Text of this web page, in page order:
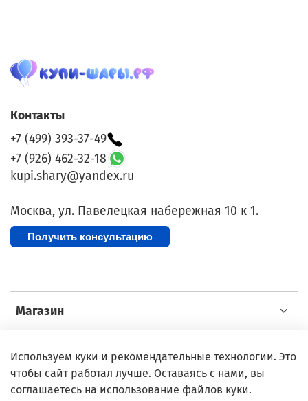
Магазин
Покупателю
Контакты
+7 (499) 393-37-49
+7 (926) 462-32-18
kupi.shary@yandex.ru
Москва, ул. Павелецкая набережная 10 к 1.
Получить консультацию
ИП: Дмитриева Анастасия Сергеевна
Используем куки и рекомендательные технологии. Это
чтобы сайт работал лучше. Оставаясь с нами, вы
соглашаетесь на использование файлов куки.